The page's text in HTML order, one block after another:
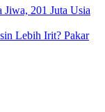
Jiwa, 201 Juta Usia
Lebih Irit? Pakar